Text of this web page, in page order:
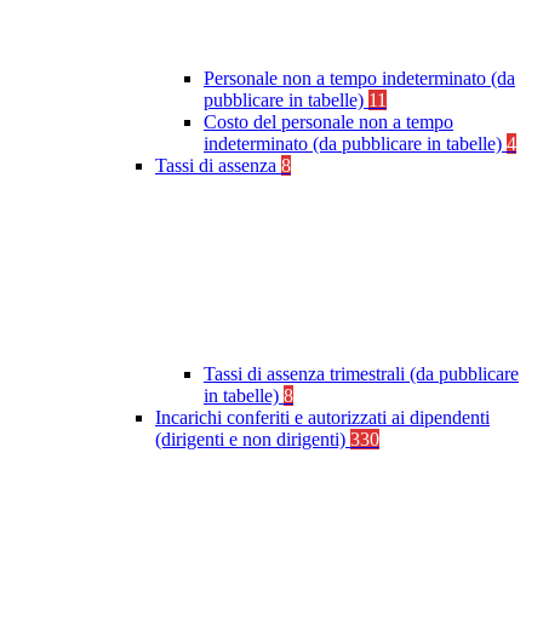
Personale non a tempo indeterminato (da
pubblicare in tabelle) 11
Costo del personale non a tempo
indeterminato (da pubblicare in tabelle) 4
Tassi di assenza 8
Tassi di assenza trimestrali (da pubblicare
in tabelle) 8
Incarichi conferiti e autorizzati ai dipendenti
(dirigenti e non dirigenti) 330